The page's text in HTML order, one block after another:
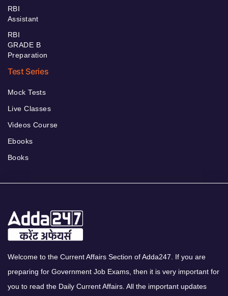
RBI
Assistant
RBI
GRADE B
Preparation
Test Series
Mock Tests
Live Classes
Videos Course
Ebooks
Books
Welcome to the Current Affairs Section of Adda247. If you are
preparing for Government Job Exams, then it is very important for
you to read the Daily Current Affairs. All the important updates